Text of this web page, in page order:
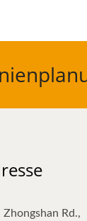
Zhongshan Rd.,